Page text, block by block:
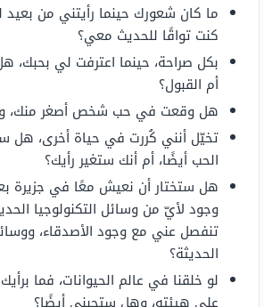
ما كان شعورك حينما رأيتني من بعيد
كنت تواقًا للحديث معي؟
بكل صراحة، حينما اعترفت لي
أم القبول؟
هل وقعت في حب شخص أصغر منك،
تخيّل أنني كُررت في حياة أخرى، هل
الحب أيضًا، أم أنك ستغير رأيك؟
هل ستختار أن نعيش معًا في جزيرة
وجود لأيّ من وسائل التكنولوجيا
تنفصل عني مع وجود الأصدقاء،
الحديثة؟
لو خلقنا في عالم الحيوانات، فما